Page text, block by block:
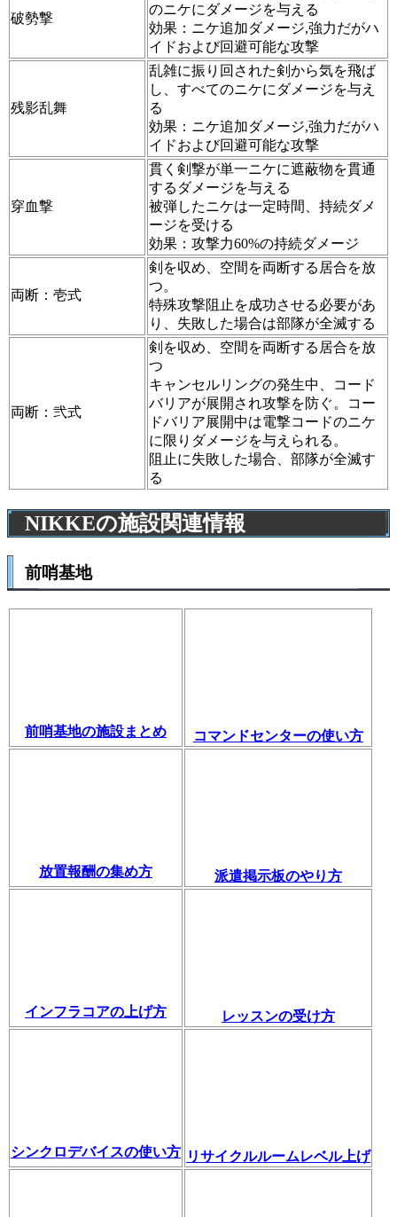
破勢撃
のニケにダメージを与える
効果：ニケ追加ダメージ,強力だがハ
イドおよび回避可能な攻撃
残影乱舞
乱雑に振り回された剣から気を飛ば
し、すべてのニケにダメージを与え
る
効果：ニケ追加ダメージ,強力だがハ
イドおよび回避可能な攻撃
穿血撃
貫く剣撃が単一ニケに遮蔽物を貫通
するダメージを与える
被弾したニケは一定時間、持続ダメ
ージを受ける
効果：攻撃力60%の持続ダメージ
両断：壱式
剣を収め、空間を両断する居合を放
つ。
特殊攻撃阻止を成功させる必要があ
り、失敗した場合は部隊が全滅する
両断：弐式​​​
剣を収め、空間を両断する居合を放
つ
キャンセルリングの発生中、コード
バリアが展開され攻撃を防ぐ。コー
ドバリア展開中は電撃コードのニケ
に限りダメージを与えられる。
阻止に失敗した場合、部隊が全滅す
る
NIKKEの施設関連情報
前哨基地
前哨基地の施設まとめ コマンドセンターの使い方
放置報酬の集め方 派遣掲示板のやり方
インフラコアの上げ方 レッスンの受け方
シンクロデバイスの使い方 リサイクルルームレベル上げ